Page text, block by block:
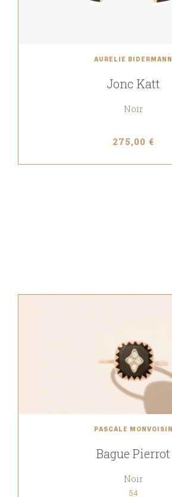
AURÉLIE BIDERMANN
Jonc Katt
Noir
275,00 €
PASCALE MONVOISIN
Bague Pierrot
Noir
54